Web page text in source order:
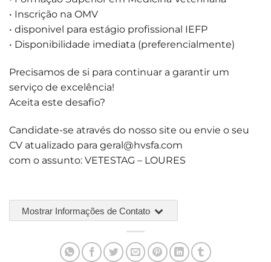
• Inscrição na OMV
• disponivel para estágio profissional IEFP
• Disponibilidade imediata (preferencialmente)
Precisamos de si para continuar a garantir um
serviço de excelência!
Aceita este desafio?
Candidate-se através do nosso site ou envie o seu
CV atualizado para geral@hvsfa.com
com o assunto: VETESTAG – LOURES
Mostrar Informações de Contato